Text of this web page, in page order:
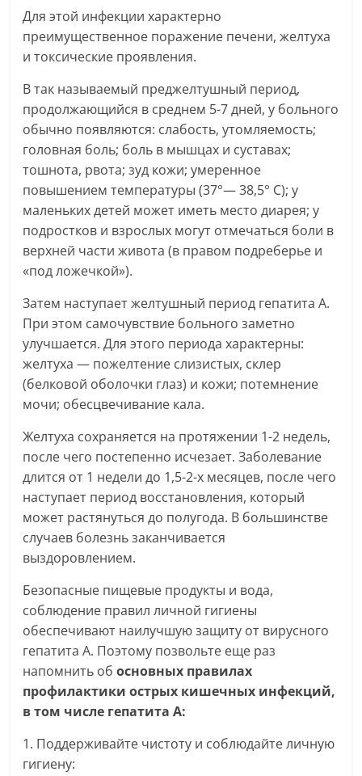
Для этой инфекции характерно
преимущественное поражение печени, желтуха
и токсические проявления.
В так называемый преджелтушный период,
продолжающийся в среднем 5-7 дней, у больного
обычно появляются: слабость, утомляемость;
головная боль; боль в мышцах и суставах;
тошнота, рвота; зуд кожи; умеренное
повышением температуры (37°— 38,5° С); у
маленьких детей может иметь место диарея; у
подростков и взрослых могут отмечаться боли в
верхней части живота (в правом подреберье и
«под ложечкой»).
Затем наступает желтушный период гепатита А.
При этом самочувствие больного заметно
улучшается. Для этого периода характерны:
желтуха — пожелтение слизистых, склер
(белковой оболочки глаз) и кожи; потемнение
мочи; обесцвечивание кала.
Желтуха сохраняется на протяжении 1-2 недель,
после чего постепенно исчезает. Заболевание
длится от 1 недели до 1,5-2-х месяцев, после чего
наступает период восстановления, который
может растянуться до полугода. В большинстве
случаев болезнь заканчивается
выздоровлением.
Безопасные пищевые продукты и вода,
соблюдение правил личной гигиены
обеспечивают наилучшую защиту от вирусного
гепатита А. Поэтому позвольте еще раз
напомнить обосновных правилах
профилактики острых кишечных инфекций,
в том числе гепатита А:
1. Поддерживайте чистоту и соблюдайте личную
гигиену: